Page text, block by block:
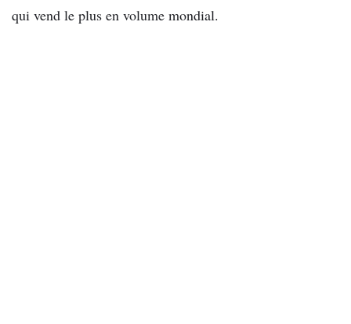
qui vend le plus en volume mondial.